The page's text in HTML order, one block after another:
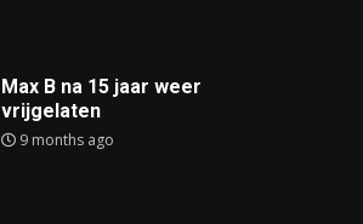
Max B na 15 jaar weer
vrijgelaten
9 months ago